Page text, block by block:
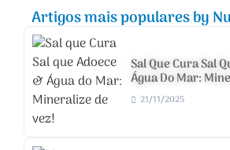
Artigos mais populares by
Sal Que Cura Sal
Água Do Mar:
21/11/2025